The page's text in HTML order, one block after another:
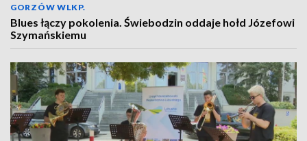
GORZÓW WLKP.
Blues łączy pokolenia. Świebodzin oddaje hołd Józefowi
Szymańskiemu